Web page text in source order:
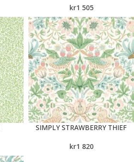
kr1 505
SIMPLY STRAWBERRY THIEF
kr1 820